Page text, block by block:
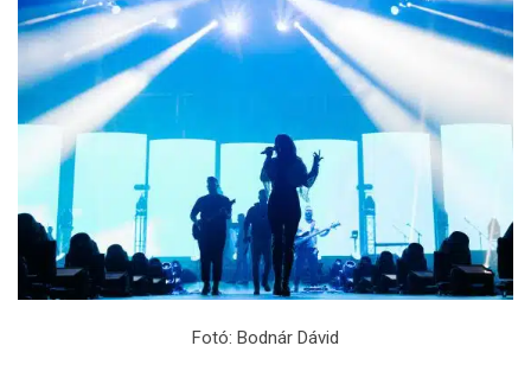
Fotó: Bodnár Dávid